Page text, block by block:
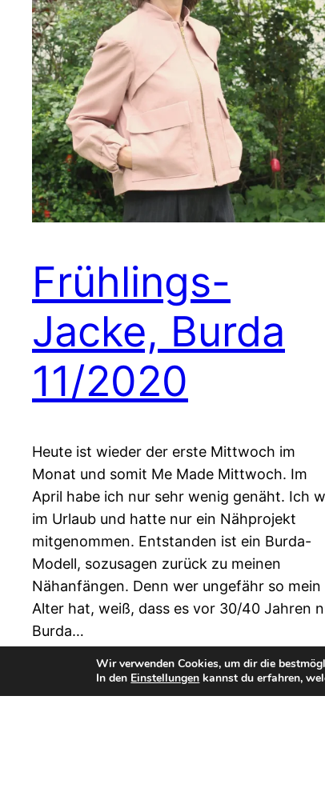
Frühlings-
Jacke, Burda
11/2020
Heute ist wieder der erste Mittwoch im
Monat und somit Me Made Mittwoch. Im
April habe ich nur sehr wenig genäht. Ich
im Urlaub und hatte nur ein Nähprojekt
mitgenommen. Entstanden ist ein Burda-
Modell, sozusagen zurück zu meinen
Nähanfängen. Denn wer ungefähr so mein
Alter hat, weiß, dass es vor 30/40 Jahren
Burda…
Wir verwenden Cookies, um dir die
In den Einstellungen kannst du erfahren,